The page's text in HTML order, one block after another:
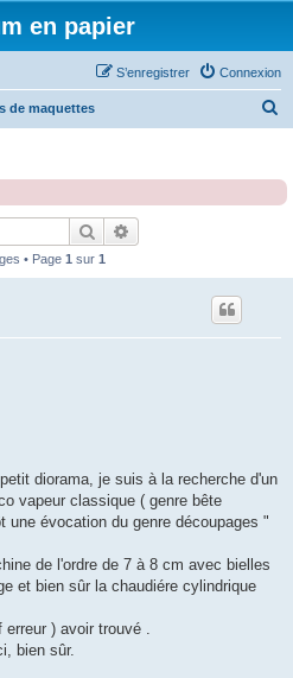
en papier
Connexion
S’enregistrer
de maquettes
c
e
Rechercher
• Page 1 sur 1
diorama, je suis à la recherche d'un
vapeur classique ( genre bête
une évocation du genre découpages "
de l'ordre de 7 à 8 cm avec bielles
et bien sûr la chaudiére cylindrique
) avoir trouvé .
bien sûr.